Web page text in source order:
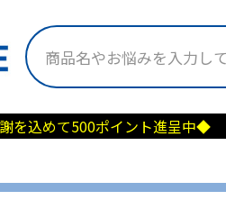
イント進呈中◆